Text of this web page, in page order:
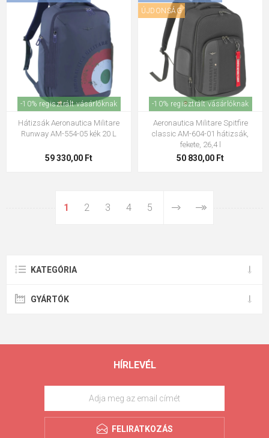
-10% regisztrált vásárlóknak
Hátizsák Aeronautica Militare
Runway AM-554-05 kék 20 L
59 330,00 Ft
-10% regisztrált vásárlóknak
ÚJDONSÁG
Aeronautica Militare Spitfire
classic AM-604-01 hátizsák,
fekete, 26,4 l
50 830,00 Ft
1 2 3 4 5
KATEGÓRIA
GYÁRTÓK
HÍRLEVÉL
FELIRATKOZÁS